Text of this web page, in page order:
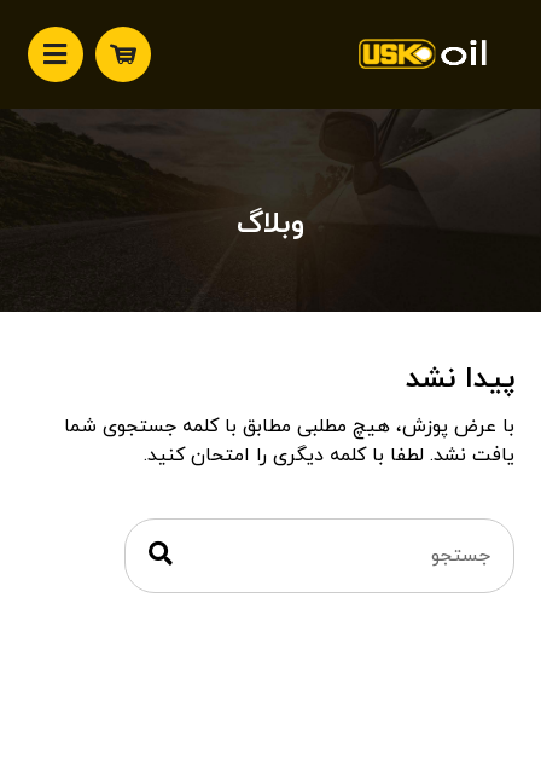
وبلاگ
پیدا نشد
با عرض پوزش، هیچ مطلبی مطابق با کلمه جستجوی شما
یافت نشد. لطفا با کلمه دیگری را امتحان کنید.